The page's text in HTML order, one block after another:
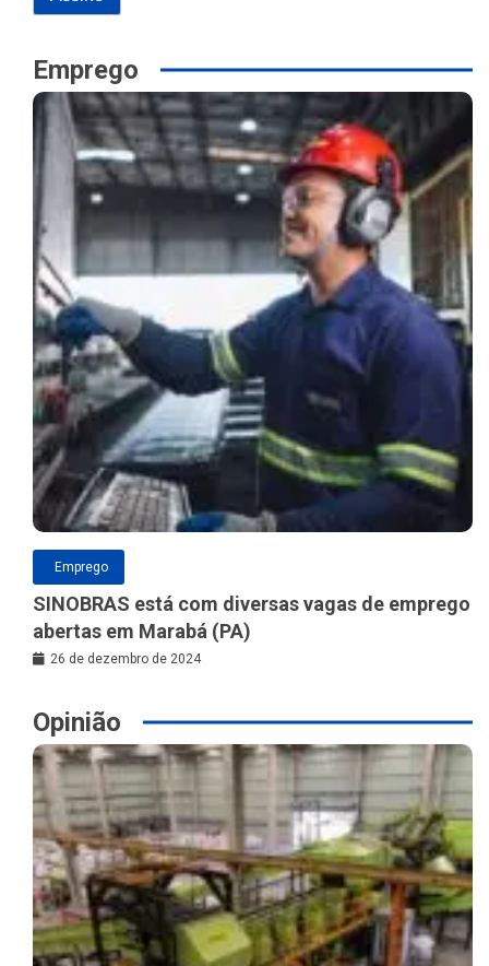
Emprego
Emprego
SINOBRAS está com diversas vagas de emprego
abertas em Marabá (PA)
26 de dezembro de 2024
Opinião